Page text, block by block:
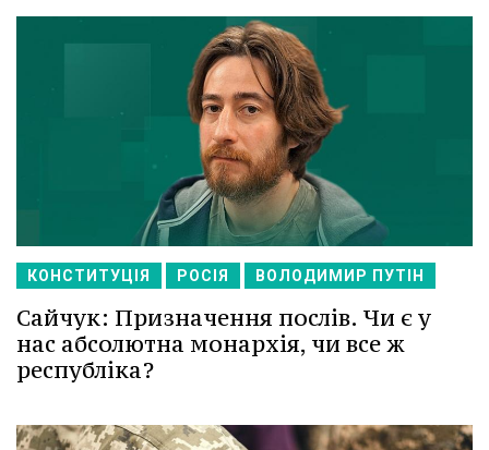
КОНСТИТУЦІЯ РОСІЯ ВОЛОДИМИР ПУТІН
Сайчук: Призначення послів. Чи є у
нас абсолютна монархія, чи все ж
республіка?